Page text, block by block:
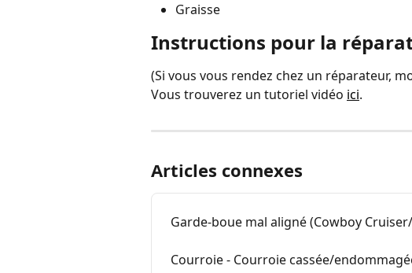
Graisse
Instructions pour la
(Si vous vous rendez chez un réparateur,
Vous trouverez un tutoriel vidéo ici.
Articles connexes
Garde-boue mal aligné (Cowboy
Courroie - Courroie cassée/